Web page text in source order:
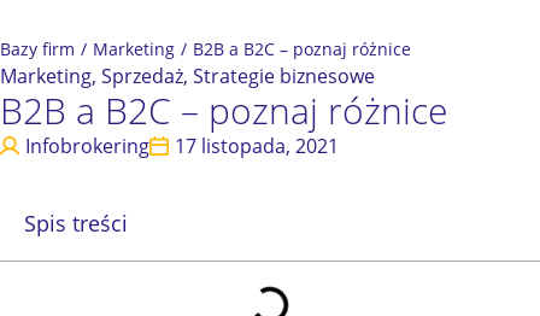
Bazy firm / Marketing / B2B a B2C – poznaj różnice
Marketing, Sprzedaż, Strategie biznesowe
B2B a B2C – poznaj różnice
Infobrokering 17 listopada, 2021
Spis treści